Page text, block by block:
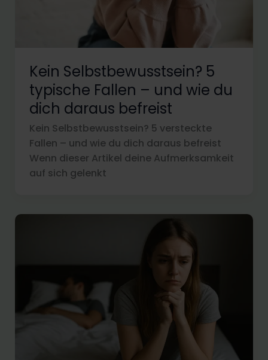
Kein Selbstbewusstsein? 5
typische Fallen – und wie du
dich daraus befreist
Kein Selbstbewusstsein? 5 versteckte
Fallen – und wie du dich daraus befreist
Wenn dieser Artikel deine Aufmerksamkeit
auf sich gelenkt